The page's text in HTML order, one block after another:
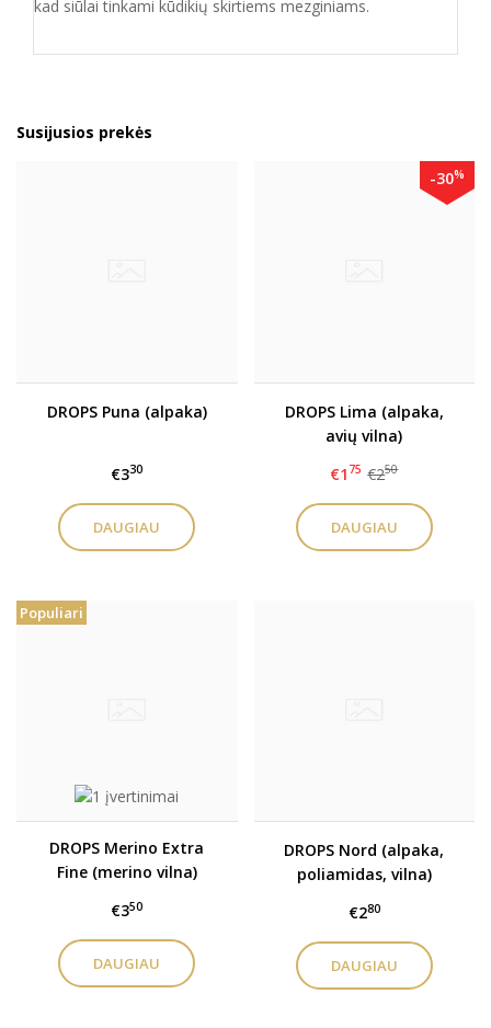
kad siūlai tinkami kūdikių skirtiems mezginiams.
Susijusios prekės
DROPS Puna (alpaka)
€330
DAUGIAU
-30%
DROPS Lima (alpaka,
avių vilna)
€1 75 €250
DAUGIAU
Populiari
DROPS Merino Extra
Fine (merino vilna)
€350
DAUGIAU
DROPS Nord (alpaka,
poliamidas, vilna)
€280
DAUGIAU